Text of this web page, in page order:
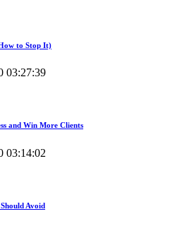
to Stop It)
03:27:39
and Win More Clients
03:14:02
Avoid